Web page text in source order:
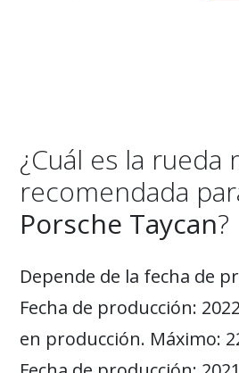
¿Cuál es la rueda
recomendada
Porsche Taycan?
Depende de la fecha de
Fecha de producción:
en producción. Máximo: